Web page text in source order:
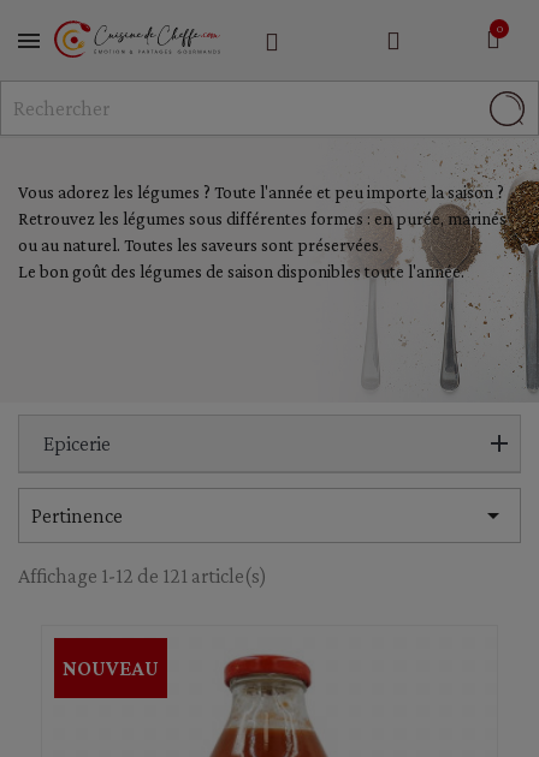
MENU
Vous adorez les légumes ? Toute l'année et peu importe la saison ?
Retrouvez les légumes sous différentes formes : en purée, marinés
ou au naturel. Toutes les saveurs sont préservées.
Le bon goût des légumes de saison disponibles toute l'année.
Epicerie
Pertinence 
Affichage 1-12 de 121 article(s)
NOUVEAU